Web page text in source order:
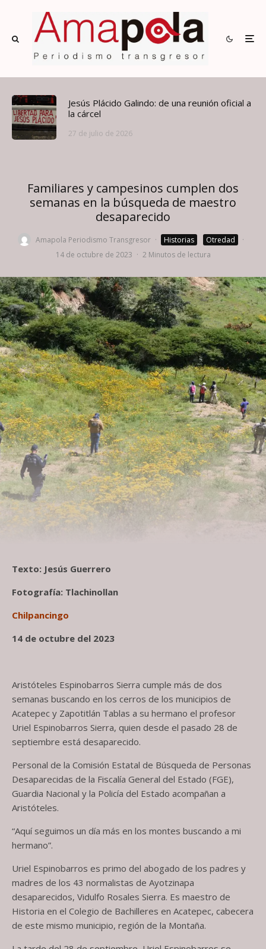
Jesús Plácido Galindo: de una reunión oficial a
la cárcel
27 de julio de 2026
Familiares y campesinos cumplen dos
semanas en la búsqueda de maestro
desaparecido
Amapola Periodismo Transgresor · Historias Otredad
·
14 de octubre de 2023 · 2 Minutos de lectura
Texto: Jesús Guerrero
Fotografía: Tlachinollan
Chilpancingo
14 de octubre del 2023
Aristóteles Espinobarros Sierra cumple más de dos
semanas buscando en los cerros de los municipios de
Acatepec y Zapotitlán Tablas a su hermano el profesor
Uriel Espinobarros Sierra, quien desde el pasado 28 de
septiembre está desaparecido.
Personal de la Comisión Estatal de Búsqueda de Personas
Desaparecidas de la Fiscalía General del Estado (FGE),
Guardia Nacional y la Policía del Estado acompañan a
Aristóteles.
“Aquí seguimos un día más en los montes buscando a mi
hermano”.
Uriel Espinobarros es primo del abogado de los padres y
madres de los 43 normalistas de Ayotzinapa
desaparecidos, Vidulfo Rosales Sierra. Es maestro de
Historia en el Colegio de Bachilleres en Acatepec, cabecera
de este mismo municipio, región de la Montaña.